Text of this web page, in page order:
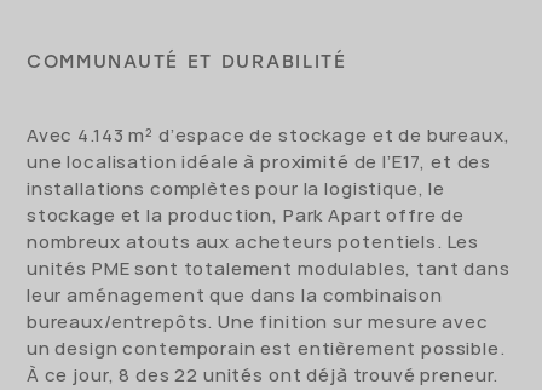
COMMUNAUTÉ ET DURABILITÉ
Avec 4.143 m² d’espace de stockage et de bureaux,
une localisation idéale à proximité de l’E17, et des
installations complètes pour la logistique, le
stockage et la production, Park Apart offre de
nombreux atouts aux acheteurs potentiels. Les
unités PME sont totalement modulables, tant dans
leur aménagement que dans la combinaison
bureaux/entrepôts. Une finition sur mesure avec
un design contemporain est entièrement possible.
À ce jour, 8 des 22 unités ont déjà trouvé preneur.